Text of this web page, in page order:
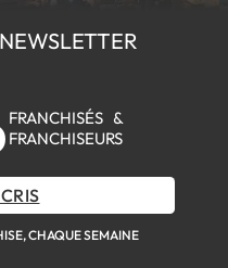
FRANCHISÉS &
FRANCHISEURS
CHAQUE SEMAINE